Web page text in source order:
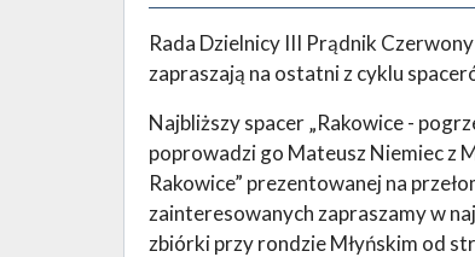
Rada Dzielnicy III Prądnik
zapraszają na ostatni z cyklu
Najbliższy spacer „Rakowice -
poprowadzi go Mateusz Niemiec z
Rakowice” prezentowanej na
zainteresowanych zapraszamy w
zbiórki przy rondzie Młyńskim od